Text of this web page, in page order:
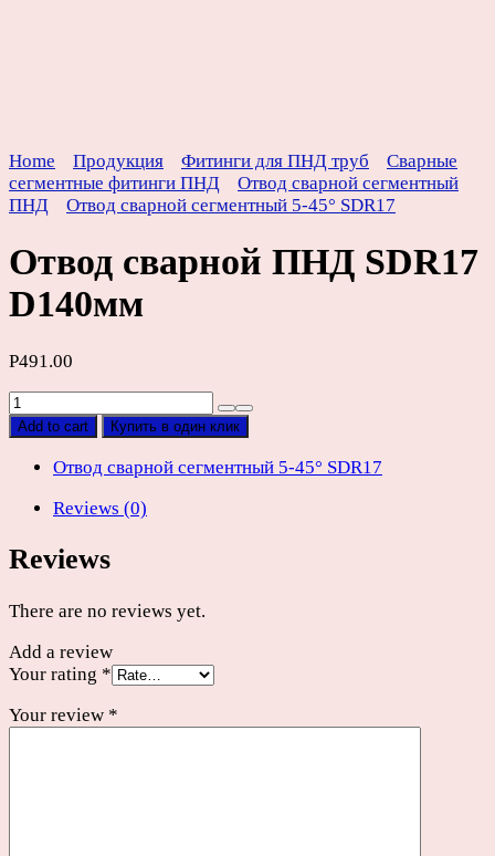
Home Продукция Фитинги для ПНД труб
Сварные
сегментные фитинги ПНД
Отвод сварной сегментный
ПНД
Отвод сварной сегментный 5-45° SDR17
Отвод сварной ПНД SDR17
D140мм
Р491.00
Отвод
сварной
SDR17
quantity
Add to cart Купить в один клик
Отвод сварной сегментный 5-45° SDR17
Reviews (0)
Reviews
There are no reviews yet.
Add a review
Your rating *
Your review *